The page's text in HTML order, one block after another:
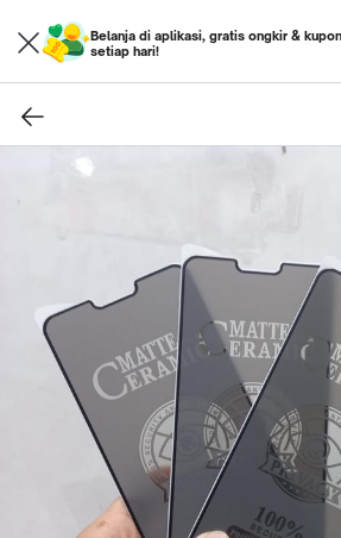
Belanja di aplikasi, gratis ongkir &
setiap hari!